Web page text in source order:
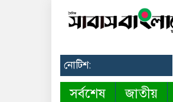
নোটিশ:
সর্বশেষ জাতীয়